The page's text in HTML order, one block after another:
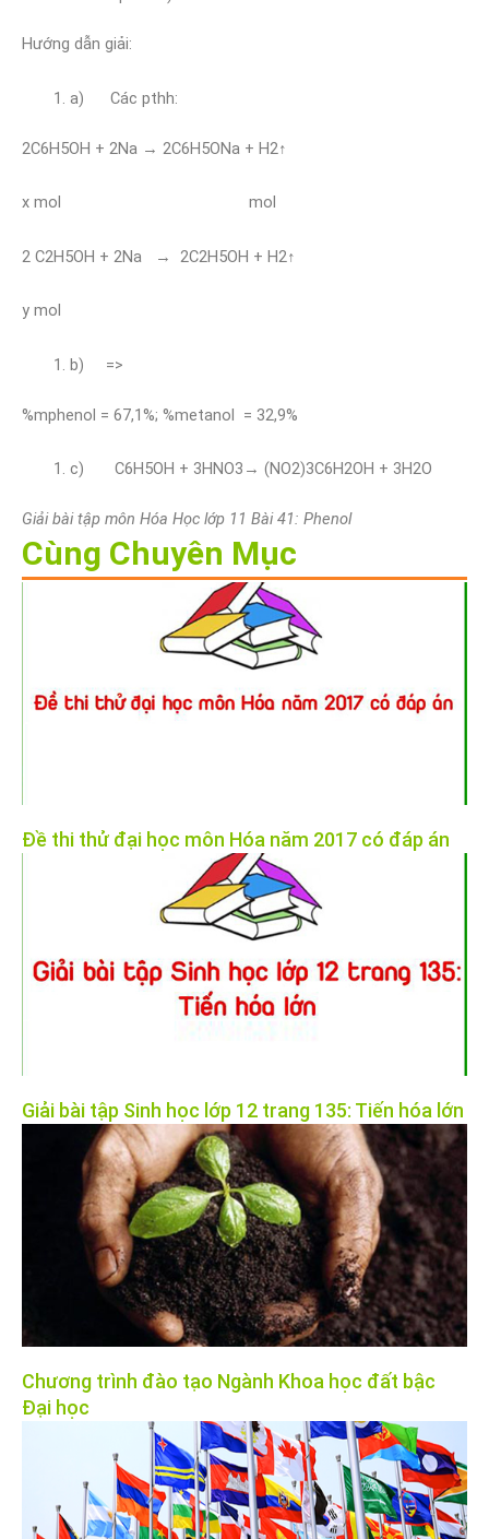
Hướng dẫn giải:
a) Các pthh:
2C6H5OH + 2Na → 2C6H5ONa + H2↑
x mol mol
2 C2H5OH + 2Na → 2C2H5OH + H2↑
y mol
b) =>
%mphenol = 67,1%; %metanol = 32,9%
c) C6H5OH + 3HNO3→ (NO2)3C6H2OH + 3H2O
Giải bài tập môn Hóa Học lớp 11 Bài 41: Phenol
Cùng Chuyên Mục
Đề thi thử đại học môn Hóa năm 2017 có đáp án
Giải bài tập Sinh học lớp 12 trang 135: Tiến hóa lớn
Chương trình đào tạo Ngành Khoa học đất bậc
Đại học